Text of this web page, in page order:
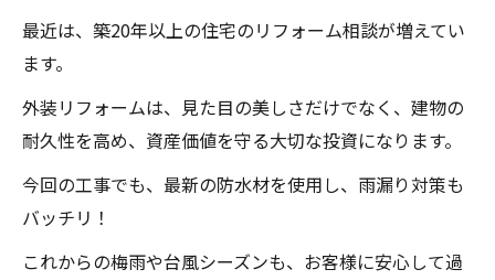
最近は、築20年以上の住宅のリフォーム相談が増えてい
ます。
外装リフォームは、見た目の美しさだけでなく、建物の
耐久性を高め、資産価値を守る大切な投資になります。
今回の工事でも、最新の防水材を使用し、雨漏り対策も
バッチリ！
これからの梅雨や台風シーズンも、お客様に安心して過